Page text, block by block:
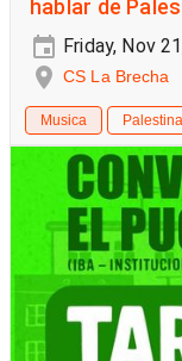
hablar de
Friday, Nov
CS La Brecha
Musica Palestina